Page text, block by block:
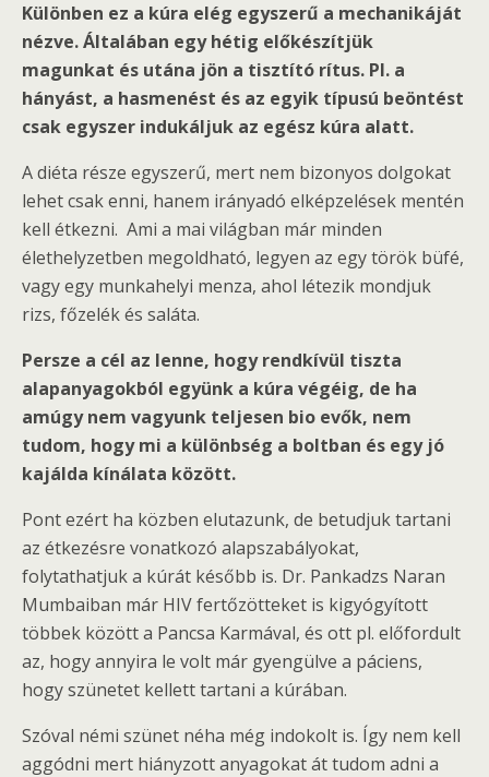
Különben ez a kúra elég egyszerű a mechanikáját
nézve. Általában egy hétig előkészítjük
magunkat és utána jön a tisztító rítus. Pl. a
hányást, a hasmenést és az egyik típusú beöntést
csak egyszer indukáljuk az egész kúra alatt.
A diéta része egyszerű, mert nem bizonyos dolgokat
lehet csak enni, hanem irányadó elképzelések mentén
kell étkezni. Ami a mai világban már minden
élethelyzetben megoldható, legyen az egy török büfé,
vagy egy munkahelyi menza, ahol létezik mondjuk
rizs, főzelék és saláta.
Persze a cél az lenne, hogy rendkívül tiszta
alapanyagokból együnk a kúra végéig, de ha
amúgy nem vagyunk teljesen bio evők, nem
tudom, hogy mi a különbség a boltban és egy jó
kajálda kínálata között.
Pont ezért ha közben elutazunk, de betudjuk tartani
az étkezésre vonatkozó alapszabályokat,
folytathatjuk a kúrát később is. Dr. Pankadzs Naran
Mumbaiban már HIV fertőzötteket is kigyógyított
többek között a Pancsa Karmával, és ott pl. előfordult
az, hogy annyira le volt már gyengülve a páciens,
hogy szünetet kellett tartani a kúrában.
Szóval némi szünet néha még indokolt is. Így nem kell
aggódni mert hiányzott anyagokat át tudom adni a